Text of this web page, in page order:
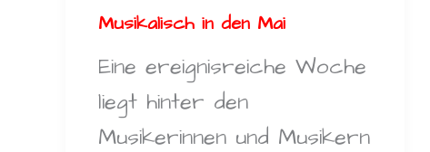
Musikalisch in den Mai
Eine ereignisreiche Woche
liegt hinter den
Musikerinnen und Musikern